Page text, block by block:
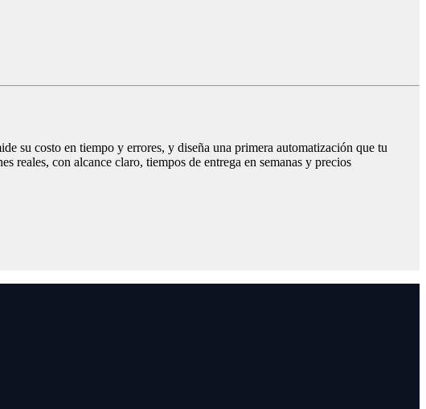
su costo en tiempo y errores, y diseña una primera automatización que tu
reales, con alcance claro, tiempos de entrega en semanas y precios